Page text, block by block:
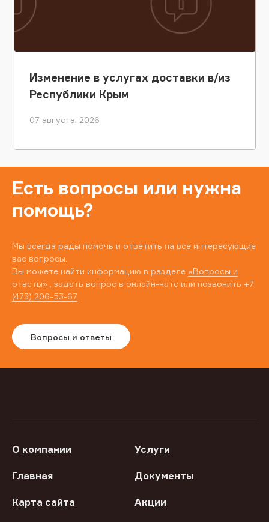
Изменение в услугах доставки в/из
Республики Крым
07 августа, 2026
Есть вопросы или нужна
помощь?
Мы всегда рады помочь и ответить на все интересующие
вас вопросы.
Вы можете найти информацию в разделе «Вопросы и
ответы» , задать вопрос в онлайн-чате или позвонить +7
(473) 206-53-67
Вопросы и ответы
О компании Услуги
Главная Документы
Карта сайта Акции